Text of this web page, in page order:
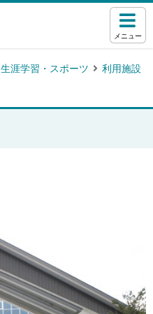
メニュー
生涯学習・スポーツ
利用施設